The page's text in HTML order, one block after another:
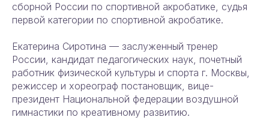
сборной России по спортивной акробатике, судья
первой категории по спортивной акробатике.
Екатерина Сиротина — заслуженный тренер
России, кандидат педагогических наук, почетный
работник физической культуры и спорта г. Москвы,
режиссер и хореограф постановщик, вице-
президент Национальной федерации воздушной
гимнастики по креативному развитию.